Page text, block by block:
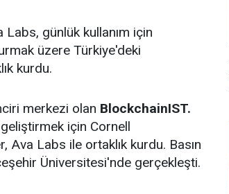
günlük kullanım için
üzere Türkiye'deki
kurdu.
merkezi olan BlockchainIST.
için Cornell
Ava Labs ile ortaklık kurdu. Basın
Üniversitesi'nde gerçekleşti.